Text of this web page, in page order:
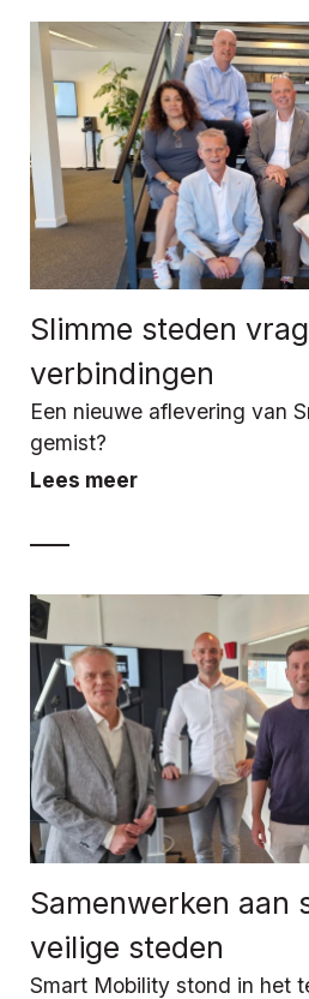
Slimme steden
verbindingen
Een nieuwe aflevering van
gemist?
Lees meer
Samenwerken aan
veilige steden
Smart Mobility stond in het